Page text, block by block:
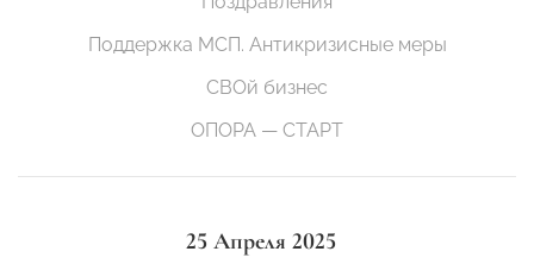
Поддержка МСП. Антикризисные меры
СВОй бизнес
ОПОРА — СТАРТ
25 Апреля 2025